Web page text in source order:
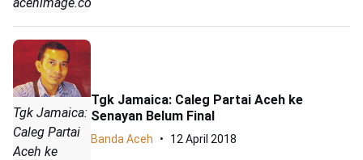
Tgk Jamaica:
Caleg Partai
Aceh ke
Tgk Jamaica: Caleg Partai Aceh ke
Senayan Belum Final
Banda Aceh 12 April 2018